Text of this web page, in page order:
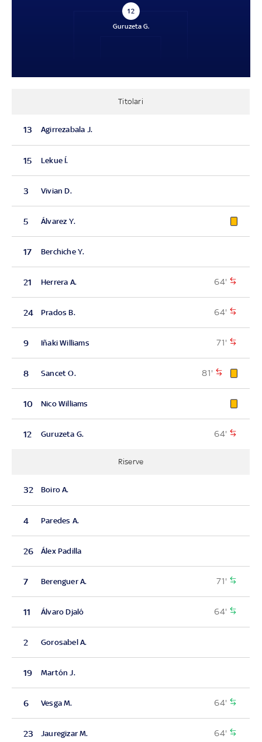
12
Guruzeta G.
Titolari
13 Agirrezabala J.
15 Lekue Í.
3 Vivian D.
5 Álvarez Y.
17 Berchiche Y.
21 Herrera A. 64'
24 Prados B. 64'
9 Iñaki Williams 71'
8 Sancet O. 81'
10 Nico Williams
12 Guruzeta G. 64'
Riserve
32 Boiro A.
4 Paredes A.
26 Álex Padilla
7 Berenguer A. 71'
11 Álvaro Djaló 64'
2 Gorosabel A.
19 Martón J.
6 Vesga M. 64'
23 Jauregizar M. 64'